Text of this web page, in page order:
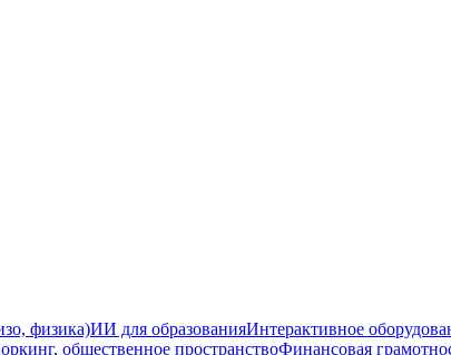
физика)ИИ для образованияИнтерактивное
общественное пространствоФинансовая